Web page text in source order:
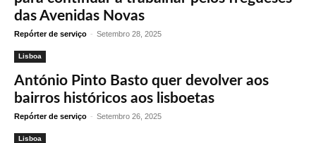
das Avenidas Novas
Repórter de serviço - Setembro 28, 2025
Lisboa
António Pinto Basto quer devolver aos
bairros históricos aos lisboetas
Repórter de serviço - Setembro 26, 2025
Lisboa